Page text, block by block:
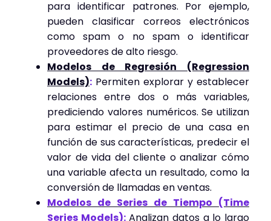
para identificar patrones. Por ejemplo,
pueden clasificar correos electrónicos
como spam o no spam o identificar
proveedores de alto riesgo.
Modelos de Regresión (Regression
Models): Permiten explorar y establecer
relaciones entre dos o más variables,
prediciendo valores numéricos. Se utilizan
para estimar el precio de una casa en
función de sus características, predecir el
valor de vida del cliente o analizar cómo
una variable afecta un resultado, como la
conversión de llamadas en ventas.
Modelos de Series de Tiempo (Time
Series Models):Analizan datos a lo largo